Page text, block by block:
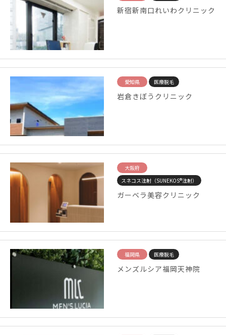
新宿新南口れいわクリニック
愛知県 医療脱毛
岩倉きぼうクリニック
大阪府
スネコス注射（SUNEKOS®注射）
ガーベラ美容クリニック
福岡県 医療脱毛
メンズルシア福岡天神院